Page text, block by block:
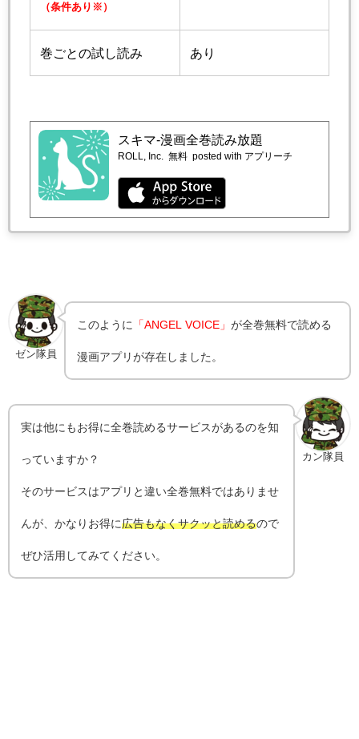
（条件あり※）
巻ごとの試し読み あり
スキマ-漫画全巻読み放題
ROLL, Inc. 無料 posted with アプリーチ
ゼン隊員
このように 「ANGEL VOICE」が全巻無料で読める
漫画アプリが存在しました。
カン隊員
実は他にもお得に全巻読めるサービスがあるのを知
っていますか？
そのサービスはアプリと違い全巻無料ではありませ
んが、かなりお得に広告もなくサクッと読めるので
ぜひ活用してみてください。